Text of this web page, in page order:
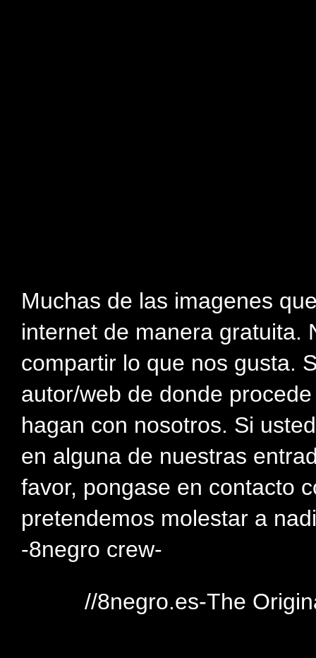
Muchas de las imagenes
internet de manera gratuita.
compartir lo que nos gusta.
autor/web de donde
hagan con nosotros. Si
en alguna de nuestras
favor, pongase en contacto
pretendemos molestar a
-8negro crew-
//8negro.es-The